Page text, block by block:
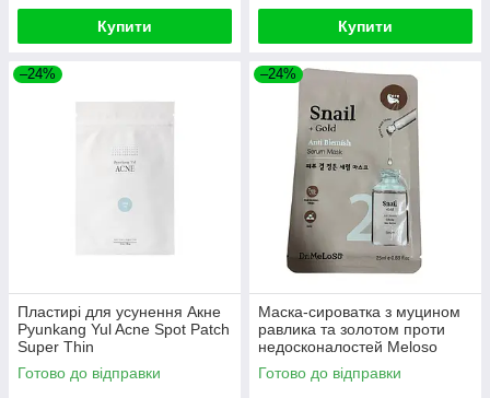
Купити Купити
–24%
Пластирі для усунення Акне
Pyunkang Yul Acne Spot Patch
Super Thin
Готово до відправки
–24%
Маска-сироватка з муцином
равлика та золотом проти
недосконалостей Meloso
Snail + Gold Anti Blemish
Готово до відправки